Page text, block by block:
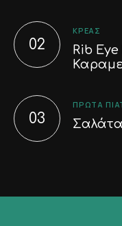
ΚΡΈΑΣ
Rib
ΠΡΏΤΑ
Σαλάτα